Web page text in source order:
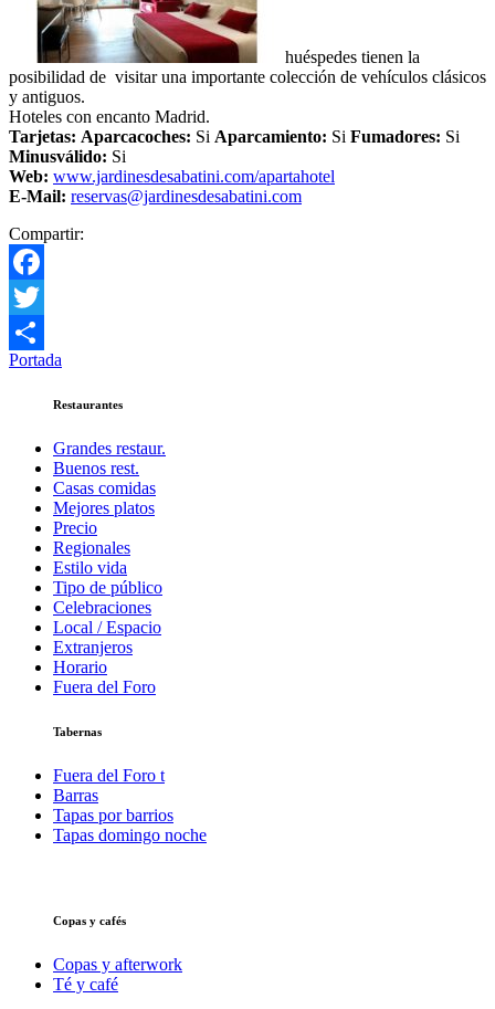
huéspedes tienen la
posibilidad de visitar una importante colección de vehículos clásicos
y antiguos.
Hoteles con encanto Madrid.
Tarjetas: Aparcacoches: Si Aparcamiento: Si Fumadores: Si
Minusválido: Si
Web: www.jardinesdesabatini.com/apartahotel
E-Mail: reservas@jardinesdesabatini.com
Compartir:
Facebook
Twitter
Compartir
Portada
Restaurantes
Grandes restaur.
Buenos rest.
Casas comidas
Mejores platos
Precio
Regionales
Estilo vida
Tipo de público
Celebraciones
Local / Espacio
Extranjeros
Horario
Fuera del Foro
Tabernas
Fuera del Foro t
Barras
Tapas por barrios
Tapas domingo noche
Copas y cafés
Copas y afterwork
Té y café